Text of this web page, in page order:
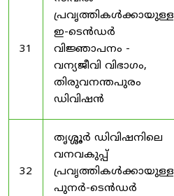
31
പ്രവൃത്തികൾക്കായുള്ള
ഇ-ടെൻഡർ
വിജ്ഞാപനം -
വന്യജീവി വിഭാഗം,
തിരുവനന്തപുരം
ഡിവിഷൻ
32
തൃശ്ശൂർ ഡിവിഷനിലെ
വനവകുപ്പ്
പ്രവൃത്തികൾക്കായുള്ള
പുനർ-ടെൻഡർ